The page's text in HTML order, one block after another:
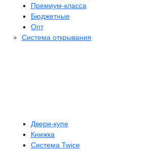
Премиум-класса
Бюджетные
Опт
Система открывания
Двери-купе
Книжка
Система Twice